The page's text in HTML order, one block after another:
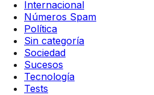
Internacional
Números Spam
Política
Sin categoría
Sociedad
Sucesos
Tecnología
Tests